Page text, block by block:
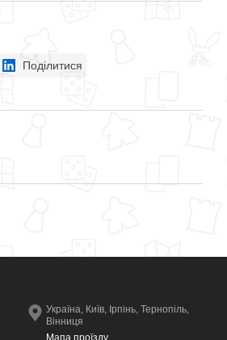
Поділитися
Україна, Київ, Ірпінь, Тернопіль,
Вінниця
Мапа проїзду